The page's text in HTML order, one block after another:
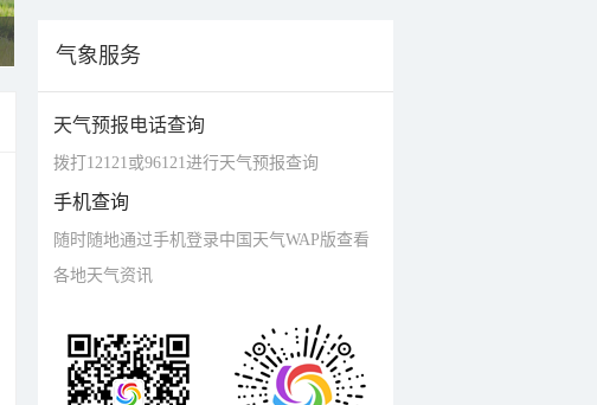
气象服务
天气预报电话查询
拨打12121或96121进行天气预报查询
手机查询
随时随地通过手机登录中国天气WAP版查看
各地天气资讯